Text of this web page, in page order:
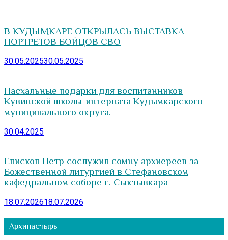
В КУДЫМКАРЕ ОТКРЫЛАСЬ ВЫСТАВКА
ПОРТРЕТОВ БОЙЦОВ СВО
30.05.202530.05.2025
Пасхальные подарки для воспитанников
Кувинской школы-интерната Кудымкарского
муниципального округа.
30.04.2025
Епископ Петр сослужил сомну архиереев за
Божественной литургией в Стефановском
кафедральном соборе г. Сыктывкара
18.07.202618.07.2026
Архипастырь